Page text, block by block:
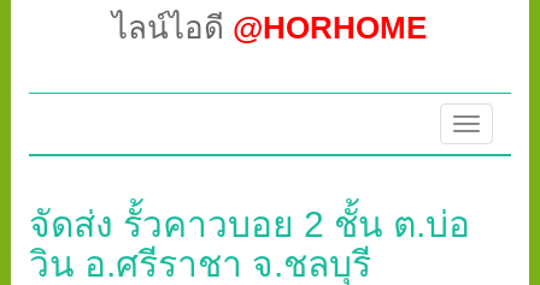
ไลน์ไอดี @HORHOME
Toggle
จัดส่ง รั้วคาวบอย 2 ชั้น ต.บ่อ
วิน อ.ศรีราชา จ.ชลบุรี